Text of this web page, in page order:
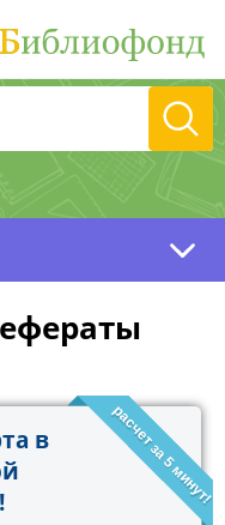
расчет за 5 минут!
в